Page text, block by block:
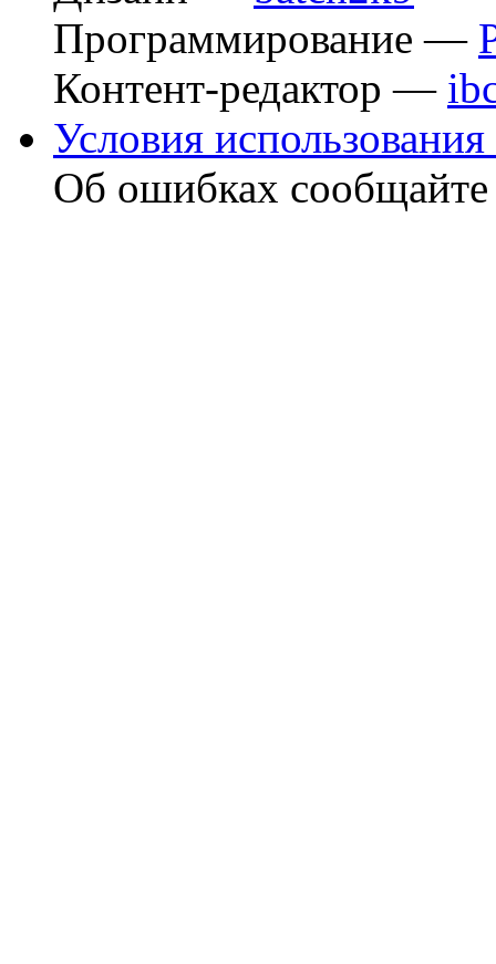
Программирование —
Контент-редактор —
Условия использования
Об ошибках